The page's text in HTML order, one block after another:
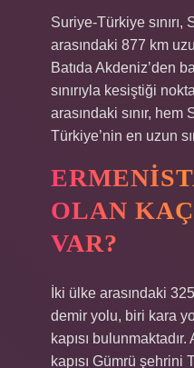
Suriye-Türkiye
arasındaki 877 km
Batıda Akdeniz’den
sınırıyla kesiştiği
arasındaki sınır, hem
Türkiye’nin en uzun
OLAN
VAR?
İki ülke arasındaki
demir yolu, biri kara
kapısı
kapısı Gümrü şehrini